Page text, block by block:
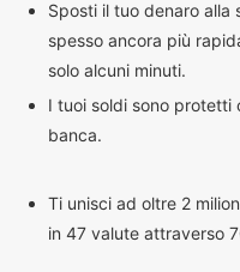
Sposti il tuo denaro alla
spesso ancora più
solo alcuni minuti.
I tuoi soldi sono protetti
banca.
Ti unisci ad oltre 2
in 47 valute attraverso